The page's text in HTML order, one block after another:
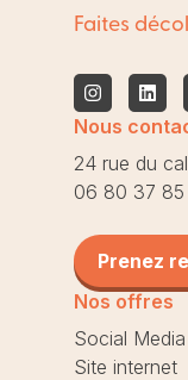
Faites
Nous
24 rue du
06 80 37 85
Prenez
Nos offres
Social Media
Site internet